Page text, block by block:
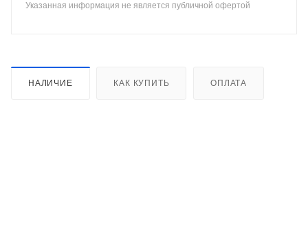
Указанная информация не является публичной офертой
НАЛИЧИЕ КАК КУПИТЬ ОПЛАТА